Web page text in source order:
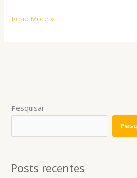
Read More »
Pesquisar
Posts recentes